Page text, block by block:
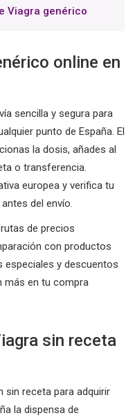
Viagra genérico
online en
sencilla y segura para
punto de España. El
la dosis, añades al
o transferencia.
europea y verifica tu
del envío.
de precios
con productos
especiales y descuentos
más en tu compra
sin receta
sin receta para adquirir
la dispensa de